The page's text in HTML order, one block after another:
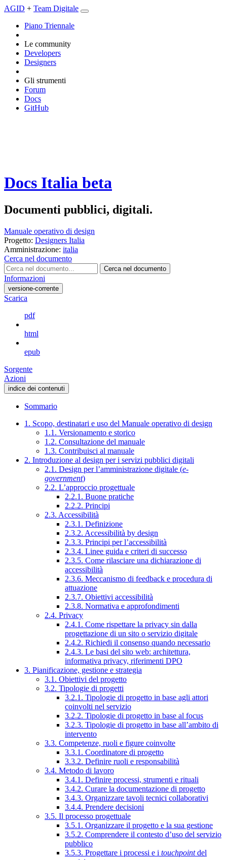
AGID + Team Digitale
Piano Triennale
Le community
Developers
Designers
Gli strumenti
Forum
Docs
GitHub
Docs Italia beta
Documenti pubblici, digitali.
Manuale operativo di design
Progetto: Designers Italia
Amministrazione: italia
Cerca nel documento
Cerca nel documento
Informazioni
versione-corrente
Scarica
pdf
html
epub
Sorgente
Azioni
indice dei contenuti
Sommario
1. Scopo, destinatari e uso del Manuale operativo di design
1.1. Versionamento e storico
1.2. Consultazione del manuale
1.3. Contribuisci al manuale
2. Introduzione al design per i servizi pubblici digitali
2.1. Design per l’amministrazione digitale (e-
government)
2.2. L’approccio progettuale
2.2.1. Buone pratiche
2.2.2. Principi
2.3. Accessibilità
2.3.1. Definizione
2.3.2. Accessibilità by design
2.3.3. Principi per l’accessibilità
2.3.4. Linee guida e criteri di successo
2.3.5. Come rilasciare una dichiarazione di
accessibilità
2.3.6. Meccanismo di feedback e procedura di
attuazione
2.3.7. Obiettivi accessibilità
2.3.8. Normativa e approfondimenti
2.4. Privacy
2.4.1. Come rispettare la privacy sin dalla
progettazione di un sito o servizio digitale
2.4.2. Richiedi il consenso quando necessario
2.4.3. Le basi del sito web: architettura,
informativa privacy, riferimenti DPO
3. Pianificazione, gestione e strategia
3.1. Obiettivi del progetto
3.2. Tipologie di progetti
3.2.1. Tipologie di progetto in base agli attori
coinvolti nel servizio
3.2.2. Tipologie di progetto in base al focus
3.2.3. Tipologie di progetto in base all’ambito di
intervento
3.3. Competenze, ruoli e figure coinvolte
3.3.1. Coordinatore di progetto
3.3.2. Definire ruoli e responsabilità
3.4. Metodo di lavoro
3.4.1. Definire processi, strumenti e rituali
3.4.2. Curare la documentazione di progetto
3.4.3. Organizzare tavoli tecnici collaborativi
3.4.4. Prendere decisioni
3.5. Il processo progettuale
3.5.1. Organizzare il progetto e la sua gestione
3.5.2. Comprendere il contesto d’uso del servizio
pubblico
3.5.3. Progettare i processi e i touchpointdel